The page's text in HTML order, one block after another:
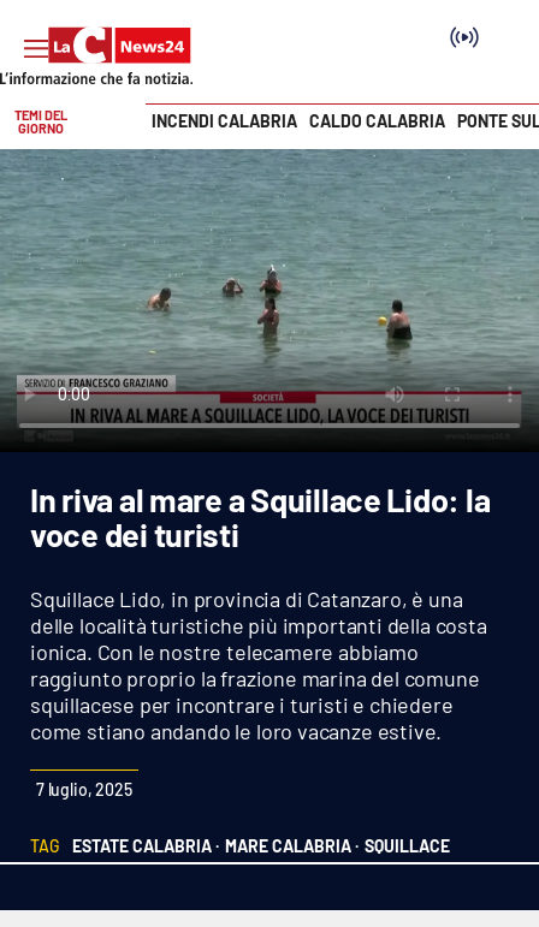
SEZIONI
Cronaca
Politica
Attualità
Economia e lavoro
Italia Mondo
Sport
Cultura
Podcast
Meteo
Editoriali
Vai
TEMI DEL
GIORNO
INCENDI CALABRIA CALDO CALABRIA PONTE
In riva al mare a Squillace Lido: la
voce dei turisti
Squillace Lido, in provincia di Catanzaro, è una
delle località turistiche più importanti della costa
ionica. Con le nostre telecamere abbiamo
raggiunto proprio la frazione marina del comune
squillacese per incontrare i turisti e chiedere
come stiano andando le loro vacanze estive.
7 luglio, 2025
TAG ESTATE CALABRIA · MARE CALABRIA · SQUILLACE